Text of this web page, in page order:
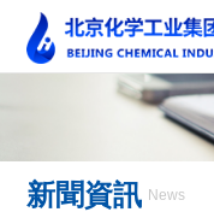
新聞資訊 News